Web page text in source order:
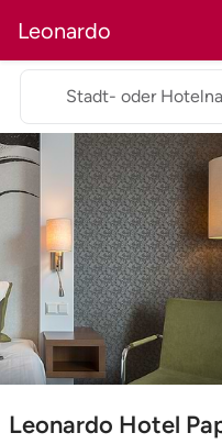
Leonardo
Leonardo Hotel
Stadt- oder